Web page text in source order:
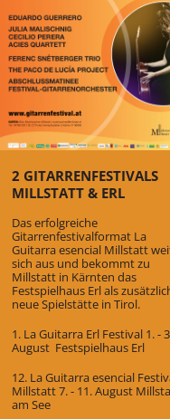
2 GITARRENFESTIVALS
MILLSTATT & ERL
Das erfolgreiche
Gitarrenfestivalformat La
Guitarra esencial Millstatt
sich aus und bekommt zu
Millstatt in Kärnten das
Festspielhaus Erl als
neue Spielstätte in Tirol.
1. La Guitarra Erl Festival 1. -
August Festspielhaus Erl
12. La Guitarra esencial
Millstatt 7. - 11. August
am See